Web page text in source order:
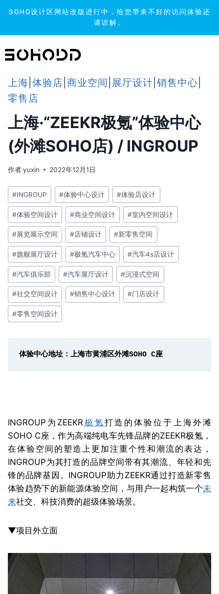
SOHO设计区网站改版进行中，给您带来不好的访问体验还
请谅解。
到
上海 体验店 商业空间 展厅设计 销售中心
零售店
上海·“ZEEKR极氪”体验中心
(外滩SOHO店) / INGROUP
作者yuxin 2022年12月1日
文
章
标
签：
#INGROUP #体验中心设计 #体验店设计
#体验空间设计 #商业空间设计 #室内空间设计
#展览展示空间 #店铺设计 #新零售空间
#旗舰展厅设计 #极氪汽车中心 #汽车4s店设计
#汽车俱乐部 #汽车展厅设计 #沉浸式空间
#社交空间设计 #销售中心设计 #门店设计
#零售空间设计
体验中心地址：上海市黄浦区外滩SOHO C座
INGROUP为ZEEKR极氪打造的体验位于上海外滩
SOHO C座，作为高端纯电车先锋品牌的ZEEKR极氪，
在体验空间的塑造上更加注重个性和潮流的表达，
INGROUP为其打造的品牌空间带有其潮流、年轻和先
锋的品牌基因。INGROUP助力ZEEKR通过打造新零售
体验趋势下的新能源体验空间，与用户一起构筑一个未
来社交、科技消费的超级体验场景。
▼项目外立面